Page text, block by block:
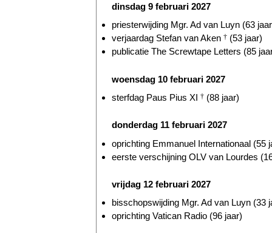
dinsdag 9 februari 2027
priesterwijding Mgr. Ad van Luyn (63
verjaardag Stefan van Aken † (53 jaar)
publicatie The Screwtape Letters (85
woensdag 10 februari 2027
sterfdag Paus Pius XI † (88 jaar)
donderdag 11 februari 2027
oprichting Emmanuel Internationaal (55
eerste verschijning OLV van Lourdes
vrijdag 12 februari 2027
bisschopswijding Mgr. Ad van Luyn (33
oprichting Vatican Radio (96 jaar)